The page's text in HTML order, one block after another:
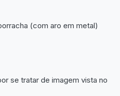
(com aro em metal)
se tratar de imagem vista no